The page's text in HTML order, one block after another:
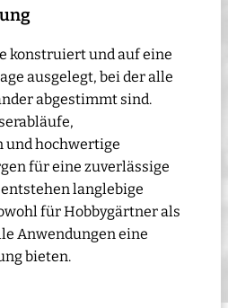
konstruiert und auf eine
ausgelegt, bei der alle
abgestimmt sind.
und hochwertige
für eine zuverlässige
langlebige
für Hobbygärtner als
Anwendungen eine
bieten.